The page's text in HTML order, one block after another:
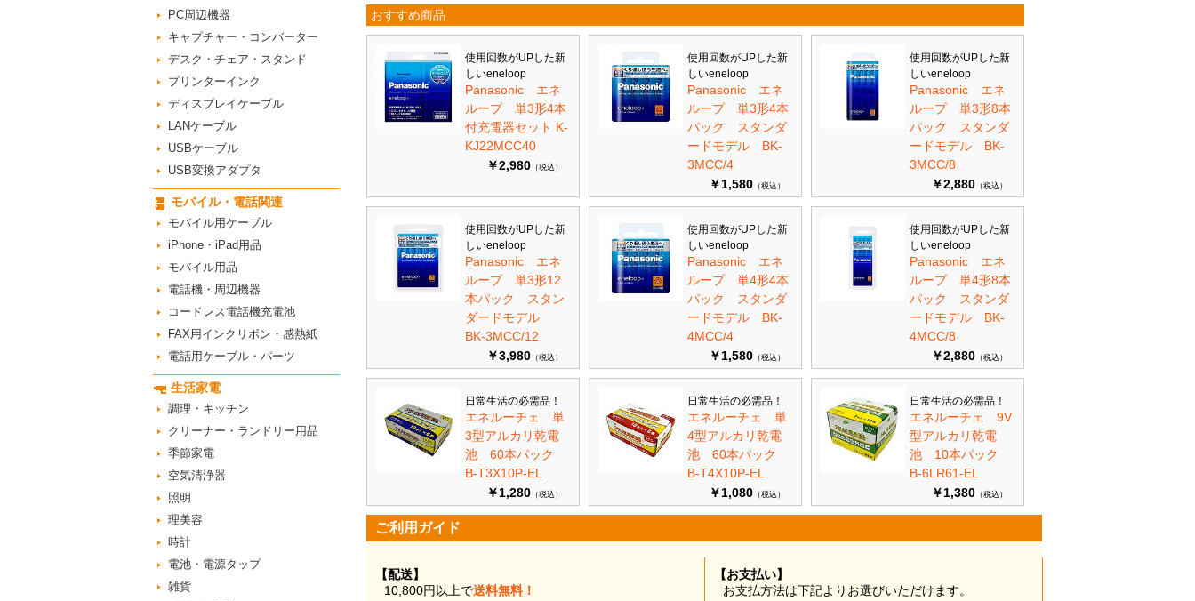
PC周辺機器
キャプチャー・コンバーター
デスク・チェア・スタンド
プリンターインク
ディスプレイケーブル
LANケーブル
USBケーブル
USB変換アダプタ
モバイル・電話関連
モバイル用ケーブル
iPhone・iPad用品
モバイル用品
電話機・周辺機器
コードレス電話機充電池
FAX用インクリボン・感熱紙
電話用ケーブル・パーツ
生活家電
調理・キッチン
クリーナー・ランドリー用品
季節家電
空気清浄器
照明
理美容
時計
電池・電源タップ
雑貨
おすすめ商品
使用回数がUPした新
しいeneloop
Panasonic エネ
ループ 単3形4本
付充電器セット K-
KJ22MCC40
￥2,980 （税込）
使用回数がUPした新
しいeneloop
Panasonic エネ
ループ 単3形4本
パック スタンダ
ードモデル BK-
3MCC/4
￥1,580 （税込）
使用回数がUPした新
しいeneloop
Panasonic エネ
ループ 単3形8本
パック スタンダ
ードモデル BK-
3MCC/8
￥2,880 （税込）
使用回数がUPした新
しいeneloop
Panasonic エネ
ループ 単3形12
本パック スタン
ダードモデル
BK-3MCC/12
￥3,980 （税込）
使用回数がUPした新
しいeneloop
Panasonic エネ
ループ 単4形4本
パック スタンダ
ードモデル BK-
4MCC/4
￥1,580 （税込）
使用回数がUPした新
しいeneloop
Panasonic エネ
ループ 単4形8本
パック スタンダ
ードモデル BK-
4MCC/8
￥2,880 （税込）
日常生活の必需品！
エネルーチェ 単
3型アルカリ乾電
池 60本パック
B-T3X10P-EL
￥1,280 （税込）
日常生活の必需品！
エネルーチェ 単
4型アルカリ乾電
池 60本パック
B-T4X10P-EL
￥1,080 （税込）
日常生活の必需品！
エネルーチェ 9V
型アルカリ乾電
池 10本パック
B-6LR61-EL
￥1,380 （税込）
ご利用ガイド
【配送】
10,800円以上で送料無料！
【お支払い】
お支払方法は下記よりお選びいただけます。